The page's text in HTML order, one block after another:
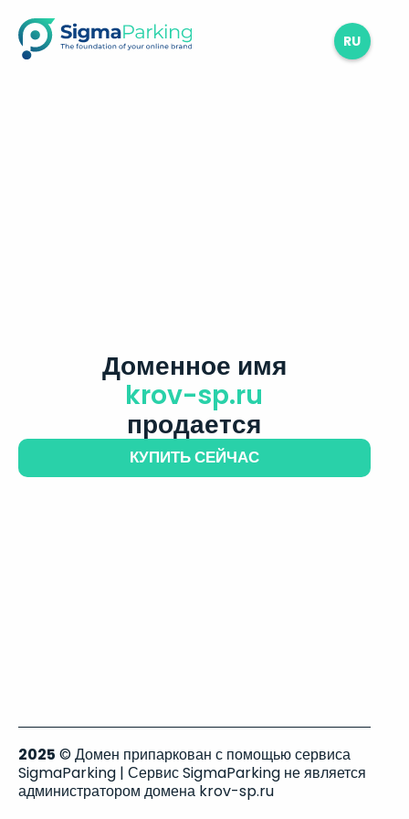
RU
Доменное имя
krov-sp.ru
продается
КУПИТЬ СЕЙЧАС
2025 © Домен припаркован с помощью сервиса
SigmaParking | Сервис SigmaParking не является
администратором домена krov-sp.ru